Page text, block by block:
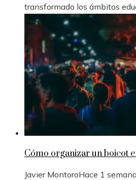
transformado los ámbitos
Cómo organizar un boicot
Javier MontoroHace 1